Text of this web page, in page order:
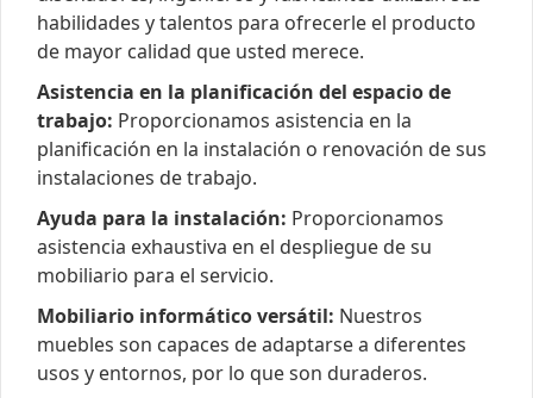
habilidades y talentos para ofrecerle el producto
de mayor calidad que usted merece.
Asistencia en la planificación del espacio de
trabajo: Proporcionamos asistencia en la
planificación en la instalación o renovación de sus
instalaciones de trabajo.
Ayuda para la instalación: Proporcionamos
asistencia exhaustiva en el despliegue de su
mobiliario para el servicio.
Mobiliario informático versátil: Nuestros
muebles son capaces de adaptarse a diferentes
usos y entornos, por lo que son duraderos.